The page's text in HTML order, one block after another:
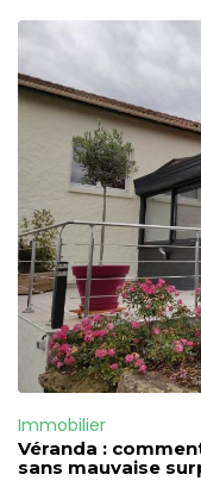
Immobilier
Véranda :
sans mauvaise